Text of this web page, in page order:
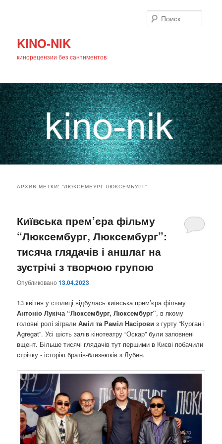
KINO-NIK
кинорецензии без сантиментов
основному
содержимому
дополнительному
содержимому
АРХИВ МЕТКИ:“ЛЮКСЕМБУРГ ЛЮКСЕМБУРГ”
Київська прем’єра фільму
“Люксембург, Люксембург”:
тисяча глядачів і аншлаг на
зустрічі з творчою групою
Опубликовано13.04.2023
13 квітня у столиці відбулась київська прем’єра фільму
Антоніо Лукіча “Люксембург, Люксембург”, в якому
головні ролі зігралиАміл та Раміл Насіровиз гурту “Курган і
Agregat”. Усі шість залів кінотеатру “Оскар” були заповнені
вщент. Більше тисячі глядачів тут першими в Києві побачили
стрічку - історію братів-близнюків з Лубен.